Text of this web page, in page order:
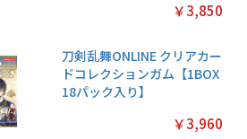
￥3,850
刀剣乱舞ONLINE クリアカー
ドコレクションガム【1BOX
18パック入り】
￥3,960